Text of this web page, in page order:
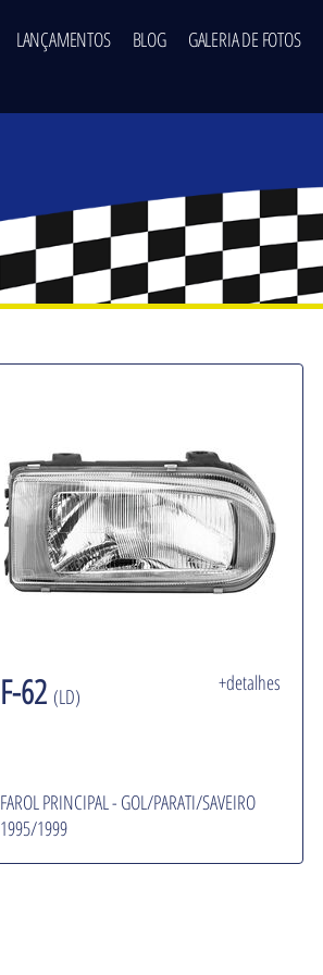
LANÇAMENTOS BLOG GALERIA DE FOTOS
F-62 (LD)
+detalhes
FAROL PRINCIPAL - GOL/PARATI/SAVEIRO
1995/1999